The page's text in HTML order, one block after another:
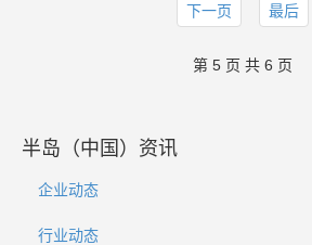
下一页 最后
第 5 页 共 6 页
半岛（中国）资讯
企业动态
行业动态